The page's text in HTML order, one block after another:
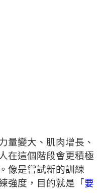
量變大、肌肉增長、
在這個階段會更積極
像是嘗試新的訓練
強度，目的就是「 要